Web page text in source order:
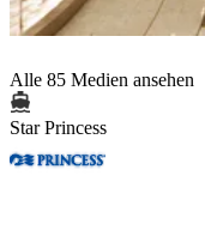
Alle 85 Medien ansehen
Star Princess